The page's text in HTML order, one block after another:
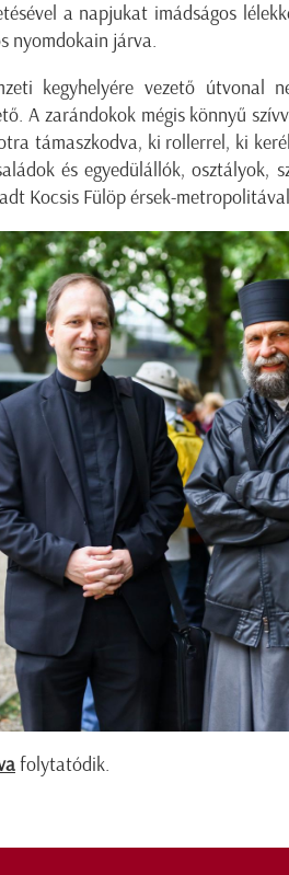
a napjukat imádságos
nyomdokain járva.
kegyhelyére vezető útvonal
A zarándokok mégis könnyű
támaszkodva, ki rollerrel, ki
és egyedülállók, osztályok,
Kocsis Fülöp érsek-
folytatódik.